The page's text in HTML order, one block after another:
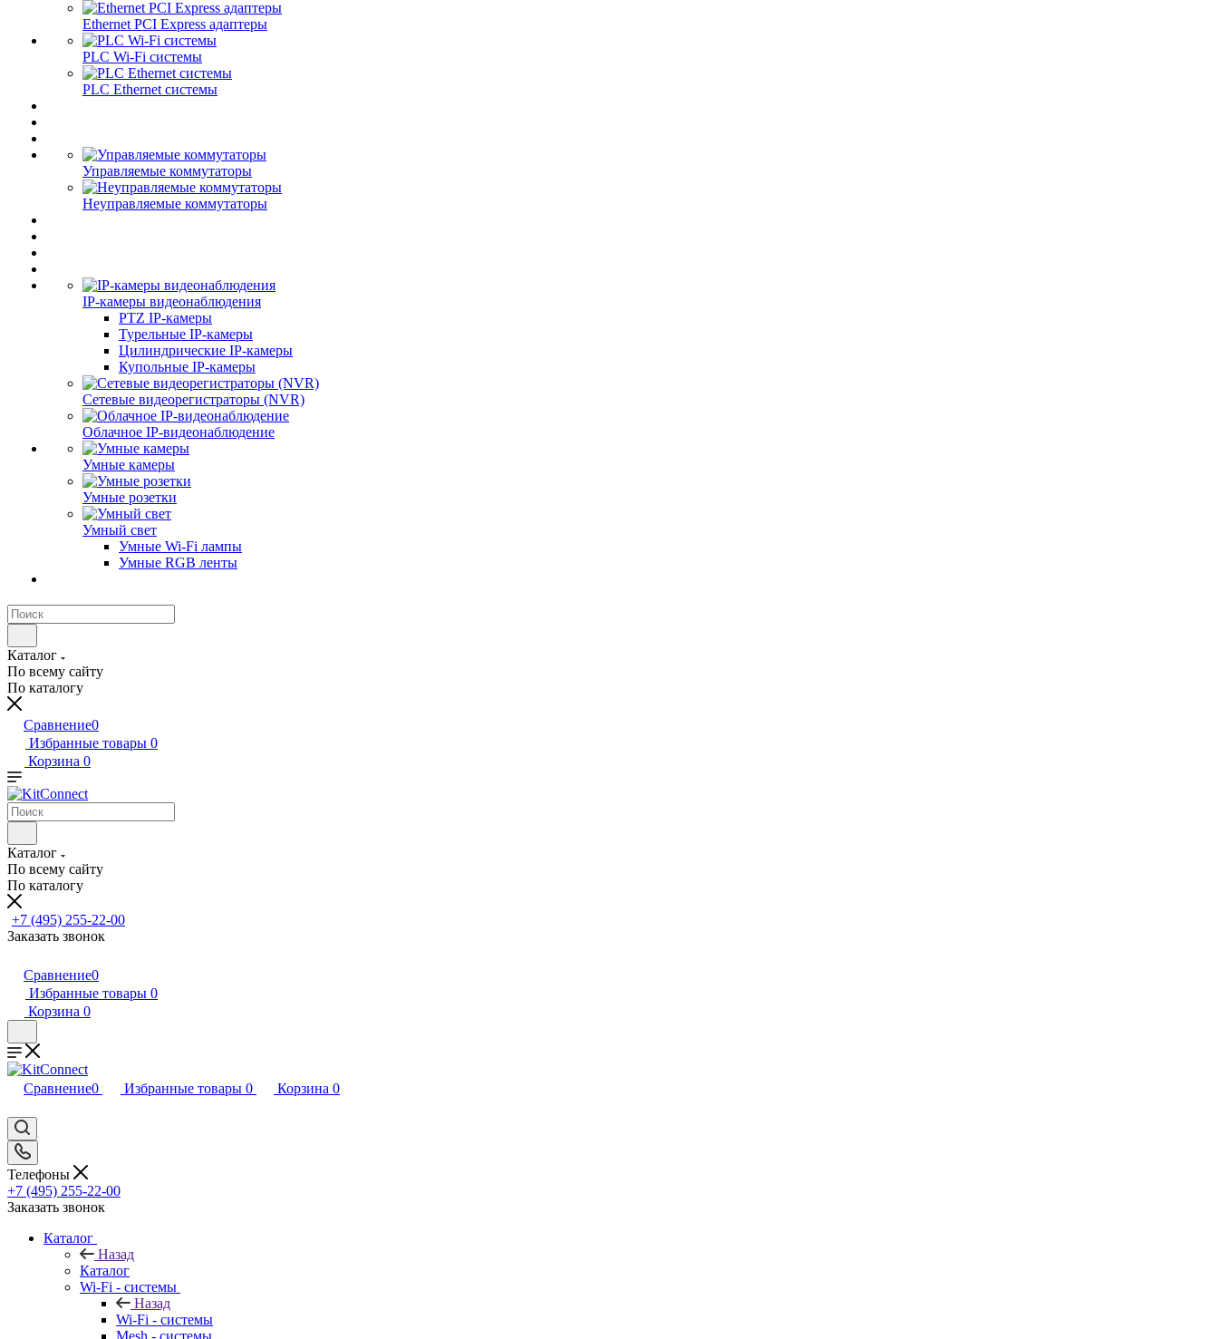
Ethernet PCI Express адаптеры
PLC Wi-Fi системы
PLC Ethernet системы
Управляемые коммутаторы
Неуправляемые коммутаторы
IP-камеры видеонаблюдения
PTZ IP-камеры
Турельные IP-камеры
Цилиндрические IP-камеры
Купольные IP-камеры
Сетевые видеорегистраторы (NVR)
Облачное IP-видеонаблюдение
Умные камеры
Умные розетки
Умный свет
Умные Wi-Fi лампы
Умные RGB ленты
Каталог
По всему сайту
По каталогу
Сравнение0
Избранные товары 0
Корзина 0
Каталог
По всему сайту
По каталогу
+7 (495) 255-22-00
Заказать звонок
Сравнение0
Избранные товары 0
Корзина 0
Сравнение0 Избранные товары 0 Корзина 0
Телефоны
+7 (495) 255-22-00
Заказать звонок
Каталог
Назад
Каталог
Wi-Fi - системы
Назад
Wi-Fi - системы
Mesh - системы